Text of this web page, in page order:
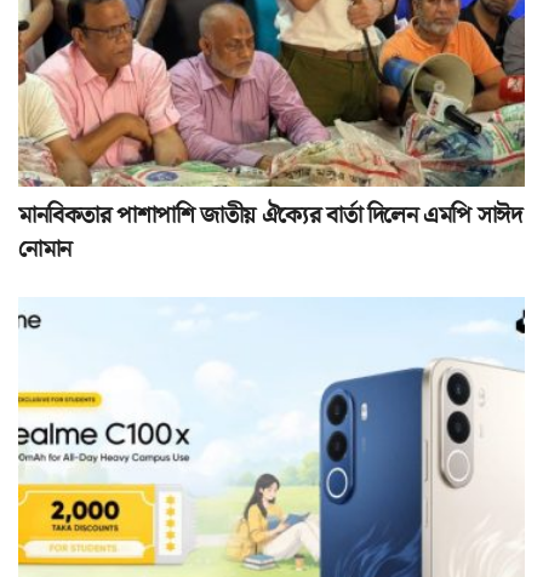
মানবিকতার পাশাপাশি জাতীয় ঐক্যের বার্তা দিলেন এমপি সাঈদ
নোমান